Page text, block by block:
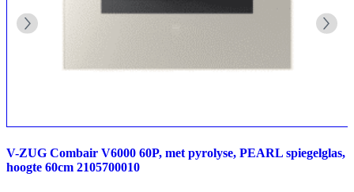
V-ZUG Combair V6000 60P, met pyrolyse, PEARL spiegelglas,
hoogte 60cm 2105700010